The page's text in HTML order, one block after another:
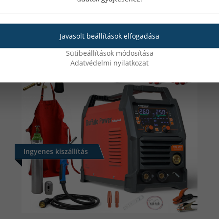
Csomag tartalma:
MIG 3 méteres MB 24KD
Erősített e lektródafogós MMA
Gáztömlő, 2 db bilincs, 2 db Erősített
M6x28x1.2mm
"V" 0.8mm-1.0mm görgővel szerelve
1 db -
MATEWELD Hungary Buffalo
inverteres co hegesztőgép
(értéke
1 db - AR/CO2 Reduktor 230bar-24l/
1 db - MATEWELD Hungary
Ingyenes kiszállítás
Javasolt beállítások elfogadása
Sütibeállítások módosítása
Adatvédelmi nyilatkozat